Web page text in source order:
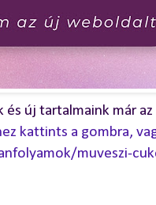
új tartalmaink már
kattints a gombra,
muveszi-